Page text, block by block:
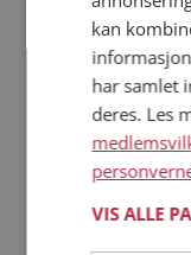
Dating på mobilen
Dating på
Kvinner fra Leka
Menn fra Leka
kan
har samlet
deres. Les
VIS ALLE